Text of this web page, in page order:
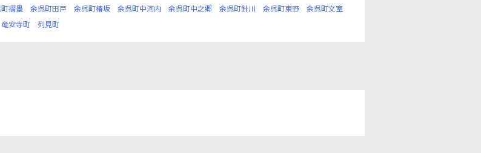
摺墨 余呉町田戸 余呉町椿坂 余呉町中河内 余呉町中之郷 余呉町針川 余呉町東野
余呉町文室
竜安寺町 列見町